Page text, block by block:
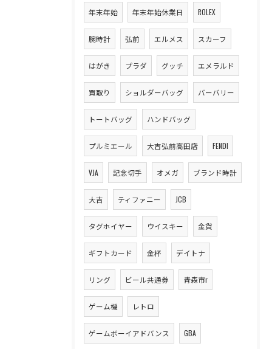
年末年始 年末年始休業日 ROLEX
腕時計 弘前 エルメス スカーフ
はがき プラダ グッチ エメラルド
買取り ショルダーバッグ バーバリー
トートバッグ ハンドバッグ
プルミエール 大吉弘前高田店 FENDI
VJA 記念切手 オメガ ブランド時計
大吉 ティファニー JCB
タグホイヤー ウイスキー 金貨
ギフトカード 金杯 デイトナ
リング ビール共通券 青森市r
ゲーム機 レトロ
ゲームボーイアドバンス GBA